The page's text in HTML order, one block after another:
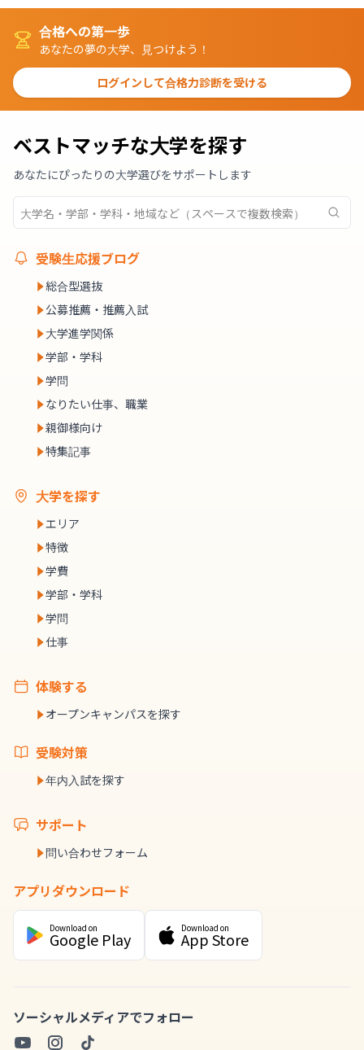
合格への第一歩
あなたの夢の大学、見つけよう！
ログインして合格力診断を受ける
ベストマッチな大学を探す
あなたにぴったりの大学選びをサポートします
受験生応援ブログ
総合型選抜
公募推薦・推薦入試
大学進学関係
学部・学科
学問
なりたい仕事、職業
親御様向け
特集記事
大学を探す
エリア
特徴
学費
学部・学科
学問
仕事
体験する
オープンキャンパスを探す
受験対策
年内入試を探す
サポート
問い合わせフォーム
アプリダウンロード
Download on
Google Play
Download on
App Store
ソーシャルメディアでフォロー